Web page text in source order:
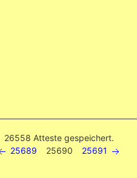
26558 Atteste gespeichert.
25689
25690 25691